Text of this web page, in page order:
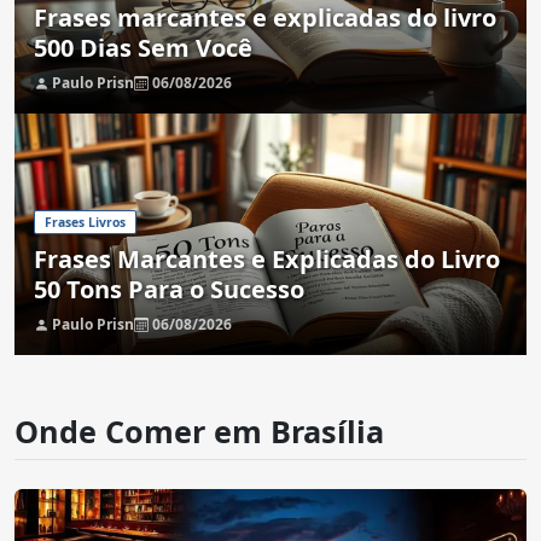
Frases marcantes e explicadas do livro
500 Dias Sem Você
Paulo Prisn 06/08/2026
Frases Livros
Frases Marcantes e Explicadas do Livro
50 Tons Para o Sucesso
Paulo Prisn 06/08/2026
Onde Comer em Brasília